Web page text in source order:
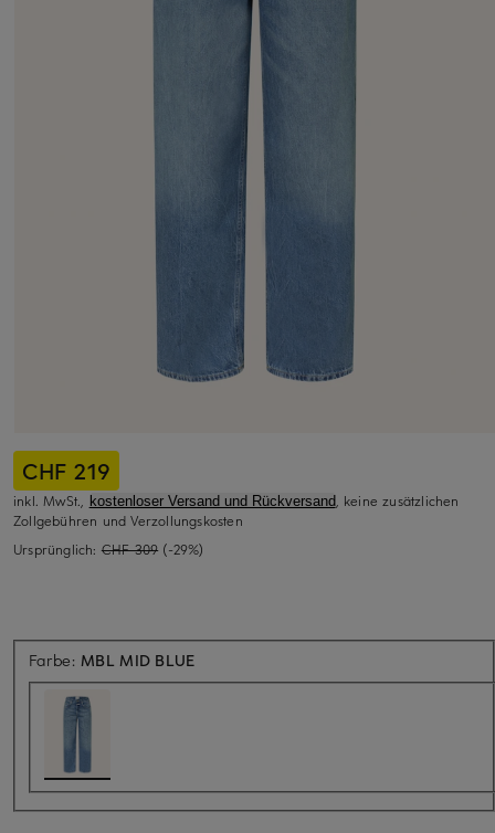
CHF 219
inkl. MwSt., kostenloser Versand und Rückversand, keine zusätzlichen
Zollgebühren und Verzollungskosten
Ursprünglich: CHF 309 (-29%)
Farbe: MBL MID BLUE